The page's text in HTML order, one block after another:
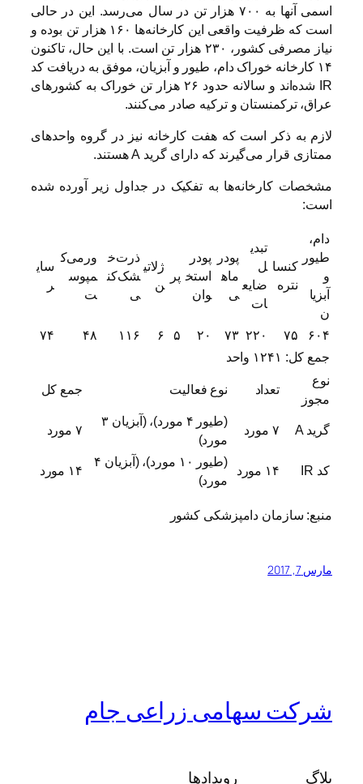
اسمی آنها به ۷۰۰ هزار تن در سال می‌رسد. این در حالی
است که ظرفیت واقعی این کارخانه‌ها ۱۶۰ هزار تن بوده و
نیاز مصرفی کشور، ۲۳۰ هزار تن است. با این حال، تاکنون
۱۴ کارخانه خوراک دام، طیور و آبزیان، موفق به دریافت کد
IR شده‌اند و سالانه حدود ۲۶ هزار تن خوراک به کشورهای
عراق، ترکمنستان و ترکیه صادر می‌کنند.
لازم به ذکر است که هفت کارخانه نیز در گروه واحدهای
ممتازی قرار می‌گیرند که دارای گرید A هستند.
مشخصات کارخانه‌ها به تفکیک در جداول زیر آورده شده
است:
دام،
طیور
و
آبزیا
ن
کنسا
نتره
تبدی
ل
ضایع
ات
پودر
ماه
ی
پودر
استخ
وان
پر
ژلاتی
ن
ذرت‌خ
شک‌کن
ی
ورمی‌ک
مپوس
ت
سای
ر
۶۰۴ ۷۵ ۲۲۰ ۷۳ ۲۰ ۵ ۶ ۱۱۶ ۴۸
۷۴
جمع کل: ۱۲۴۱ واحد
نوع
مجوز
تعداد نوع فعالیت جمع کل
گرید A ۷ مورد
(طیور ۴ مورد)، (آبزیان ۳
مورد)
۷ مورد
کد IR ۱۴ مورد
(طیور ۱۰ مورد)، (آبزیان ۴
مورد)
۱۴ مورد
منبع: سازمان دامپزشکی کشور
مارس 7, 2017
شرکت سهامی زراعی جام
بلاگ رویدادها